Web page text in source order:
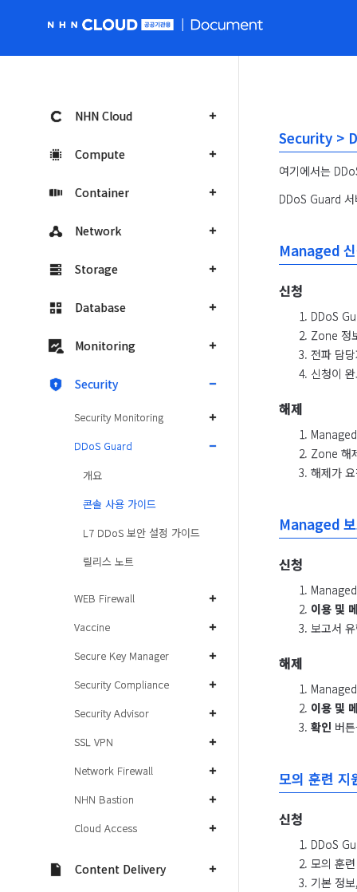
NHN Cloud
Compute
Container
Network
Storage
Database
Monitoring
Security
Security Monitoring
DDoS Guard
개요
콘솔 사용 가이드
L7 DDoS 보안 설정 가이드
릴리스 노트
WEB Firewall
Vaccine
Secure Key Manager
Security Compliance
Security Advisor
SSL VPN
Network Firewall
NHN Bastion
Cloud Access
Content Delivery
Security >
여기에서는
DDoS Guard
Managed
신청
DDoS
Zone 정
전파 담
신청이
해제
Zone 해
해제가
Managed
신청
이용 및
보고서
해제
이용 및
확인 버
모의 훈련 지
신청
DDoS
모의 훈
기본 정